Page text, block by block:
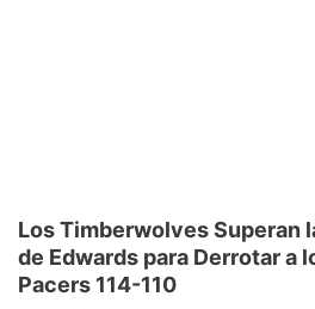
Los Timberwolves Superan
de Edwards para Derrotar a
Pacers 114-110